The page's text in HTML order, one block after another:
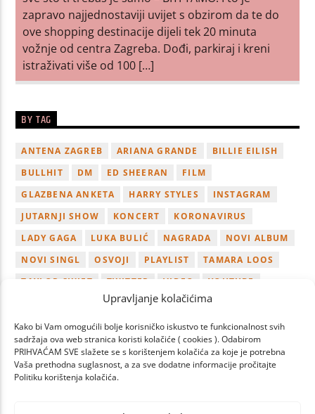
Upravljanje kolačićima
Kako bi Vam omogućili bolje korisničko iskustvo te funkcionalnost svih
sadržaja ova web stranica koristi kolačiće ( cookies ). Odabirom
PRIHVAĆAM SVE slažete se s korištenjem kolačića za koje je potrebna
Vaša prethodna suglasnost, a za sve dodatne informacije pročitajte
Politiku korištenja kolačića.
zapravo najjednostaviji uvijet s obzirom da te do
ove shopping destinacije dijeli tek 20 minuta
vožnje od centra Zagreba. Dođi, parkiraj i kreni
istraživati više od 100 […]
BY TAG
ANTENA ZAGREB ARIANA GRANDE
BILLIE EILISH
BULLHIT
DM ED SHEERAN
FILM
GLAZBENA ANKETA
HARRY STYLES
INSTAGRAM
JUTARNJI SHOW
KONCERT
KORONAVIRUS
LADY GAGA
LUKA BULIĆ NAGRADA
NOVI ALBUM
NOVI SINGL
OSVOJI PLAYLIST
TAMARA LOOS
TAYLOR SWIFT
TWITTER VIDEO
YOUTUBE